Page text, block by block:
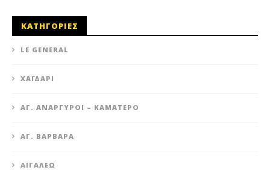
ΚΑΤΗΓΟΡΙΕΣ
LE GENERAL
XΑΪΔΆΡΙ
ΆΓ. ΑΝΆΡΓΥΡΟΙ – KΑΜΑΤΕΡΌ
ΑΓ. ΒΑΡΒΆΡΑ
ΑΙΓΆΛΕΩ